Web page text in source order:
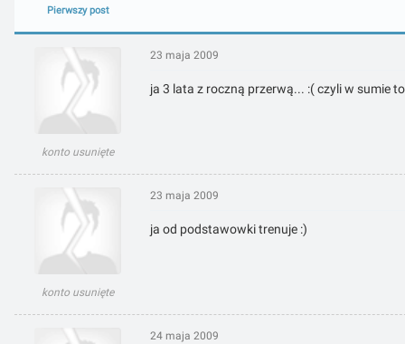
Pierwszy post
konto usunięte
23 maja 2009
ja 3 lata z roczną przerwą... :( czyli w sumie
konto usunięte
23 maja 2009
ja od podstawowki trenuje :)
24 maja 2009